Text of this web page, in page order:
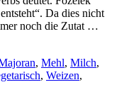
Da dies nicht
noch die Zutat …
, Mehl, Milch,
, Weizen,